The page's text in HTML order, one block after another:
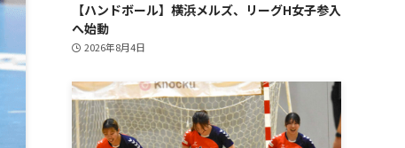
【ハンドボール】横浜メルズ、リーグH女子参入
へ始動
2026年8月4日